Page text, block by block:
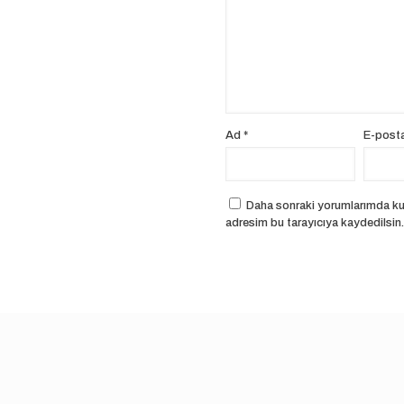
Ad * E-
Daha sonraki yorumlarımda
adresim bu tarayıcıya kaydedilsin.